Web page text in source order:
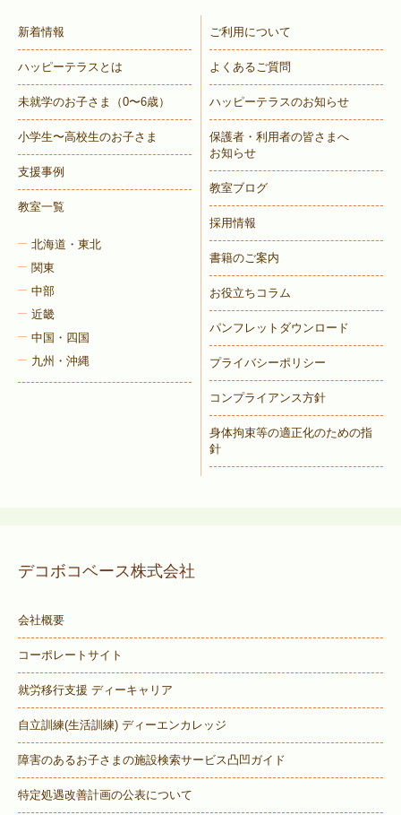
新着情報
ハッピーテラスとは
未就学のお子さま （0〜6歳）
小学生〜高校生のお子さま
支援事例
教室一覧
北海道・東北
関東
中部
近畿
中国・四国
九州・沖縄
ご利用について
よくあるご質問
ハッピーテラスのお知らせ
保護者・利用者の皆さまへ
お知らせ
教室ブログ
採用情報
書籍のご案内
お役立ちコラム
パンフレットダウンロード
プライバシーポリシー
コンプライアンス方針
身体拘束等の適正化のための指
針
デコボコベース株式会社
会社概要
コーポレートサイト
就労移行支援 ディーキャリア
自立訓練(生活訓練) ディーエンカレッジ
障害のあるお子さまの施設検索サービス凸凹ガイド
特定処遇改善計画の公表について